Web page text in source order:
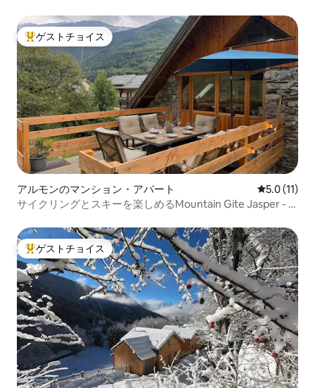
大好評のゲストチョイスです。
ゲストチョイス
アルモンのマンション・アパート レビュー11
5.0 (11)
サイクリングとスキーを楽しめるMountain Gite Jasper - 7
大好評のゲストチョイスです。
ゲストチョイス